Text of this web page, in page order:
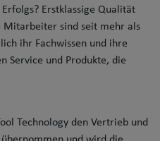
Erstklassige Qualität
Mitarbeiter sind seit mehr als
ihr Fachwissen und ihre
Service und Produkte, die
Technology den Vertrieb und